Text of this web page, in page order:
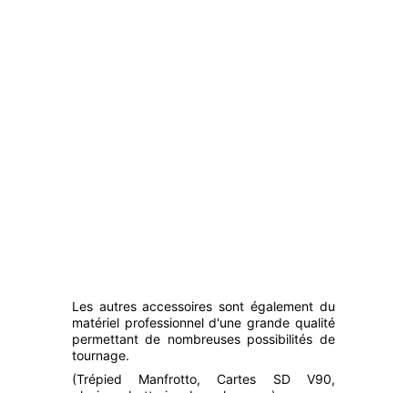
Les autres accessoires sont également du
matériel professionnel d'une grande qualité
permettant de nombreuses possibilités de
tournage.
(Trépied Manfrotto, Cartes SD V90,